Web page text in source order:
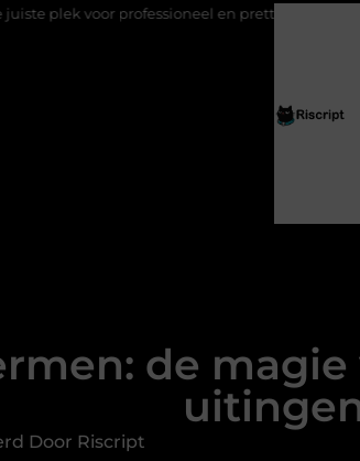
professioneel en prettig werken Welke
de
Door Riscript